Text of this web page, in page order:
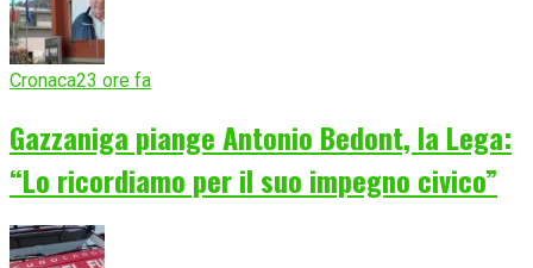
Cronaca23 ore fa
Gazzaniga piange Antonio Bedont, la Lega:
“Lo ricordiamo per il suo impegno civico”